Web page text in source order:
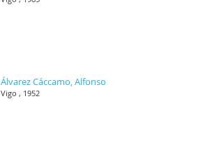
Álvarez Cáccamo, Alfonso
Vigo , 1952